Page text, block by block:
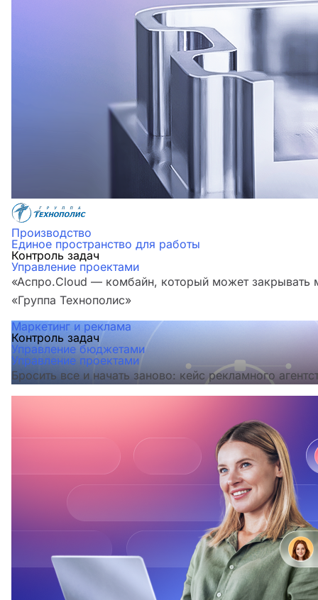
Производство
Единое пространство для работы
Контроль задач
Управление проектами
«Аспро.Cloud — комбайн, который может закрывать
«Группа Технополис»‎
Маркетинг и реклама
Контроль задач
Управление бюджетами
Управление проектами
Бросить все и начать заново: кейс рекламного